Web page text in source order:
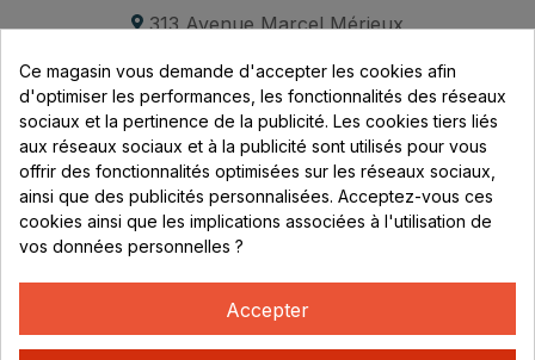
313 Avenue Marcel Mérieux
69530 Brignais
Lundi au vendredi :
8h - 16h
uniquement sur Rendez-vous
CONTACT
04 78 37 00 68
contact@rhonephilatelie.fr
Ce magasin vous demande d'accepter les cookies afin
d'optimiser les performances, les fonctionnalités des réseaux
sociaux et la pertinence de la publicité. Les cookies tiers liés
aux réseaux sociaux et à la publicité sont utilisés pour vous
offrir des fonctionnalités optimisées sur les réseaux sociaux,
ainsi que des publicités personnalisées. Acceptez-vous ces
cookies ainsi que les implications associées à l'utilisation de
vos données personnelles ?
Accepter